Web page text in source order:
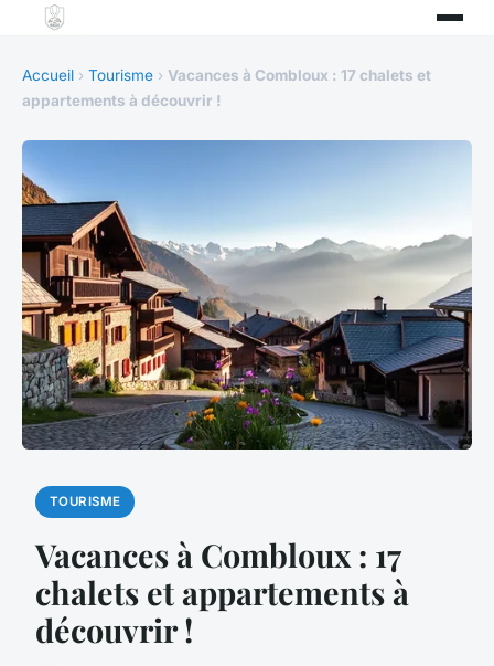
Accueil › Tourisme › Vacances à Combloux : 17 chalets et
appartements à découvrir !
TOURISME
Vacances à Combloux : 17
chalets et appartements à
découvrir !